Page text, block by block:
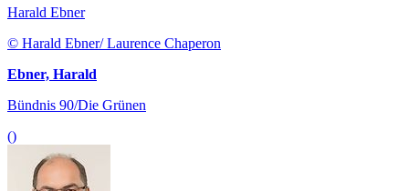
Harald Ebner
© Harald Ebner/ Laurence Chaperon
Ebner, Harald
Bündnis 90/Die Grünen
()